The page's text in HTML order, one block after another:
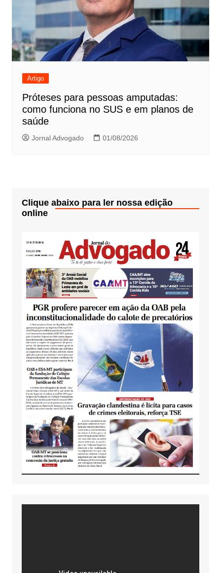
Artigo
Próteses para pessoas amputadas:
como funciona no SUS e em planos de
saúde
Jornal Advogado 01/08/2026
Clique abaixo para ler nossa edição
online